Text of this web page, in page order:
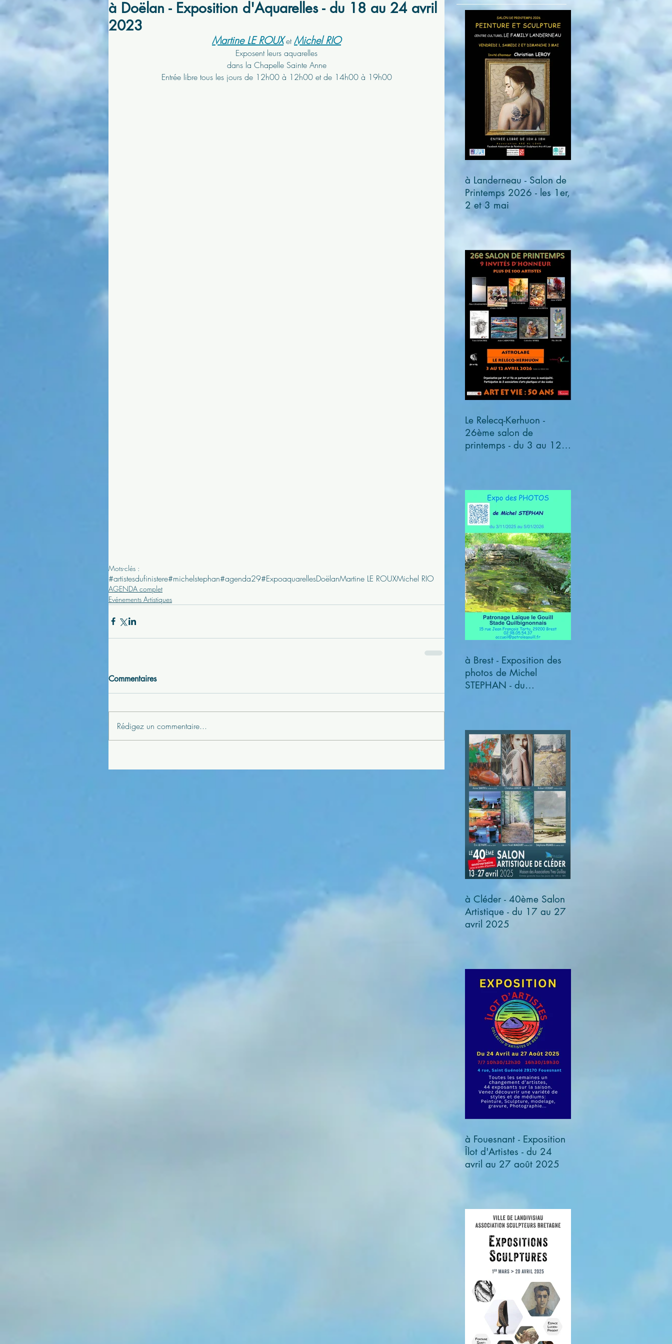
à Doëlan - Exposition d'Aquarelles - du 18 au 24 avril
2023
Martine LE ROUX et Michel RIO
Exposent leurs aquarelles
dans la Chapelle Sainte Anne
Entrée libre tous les jours de 12h00 à 12h00 et de 14h00 à 19h00
Mots-clés :
#artistesdufinistere#michelstephan#agenda29#ExpoaquarellesDoëlanMartine LE ROUXMichel RIO
AGENDA complet
Evénements Artistiques
Commentaires
Rédigez un commentaire...
à Landerneau - Salon de
Printemps 2026 - les 1er,
2 et 3 mai
Le Relecq-Kerhuon -
26ème salon de
printemps - du 3 au 12
à Brest - Exposition des
photos de Michel
STEPHAN - du
à Cléder - 40ème Salon
Artistique - du 17 au 27
avril 2025
à Fouesnant - Exposition
Îlot d'Artistes - du 24
avril au 27 août 2025